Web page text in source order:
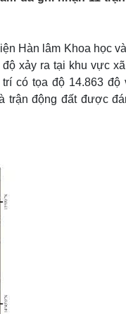
trí
sĩ
Hàn lâm Khoa học
xảy ra tại khu vực
có tọa độ 14.863 độ
trận động đất được